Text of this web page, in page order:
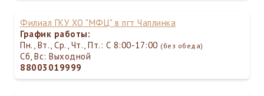
Филиал ГКУ ХО "МФЦ" в пгт Чаплинка
График работы:
Пн., Вт., Ср., Чт., Пт.: С 8:00-17:00 (без обеда)
Сб, Вс: Выходной
88003019999